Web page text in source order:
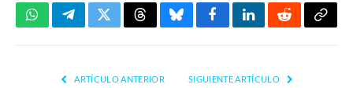
WhatsAppTelegramTwitterThreadsBlueskyFacebookLinkedInReddit
ARTÍCULO ANTERIOR SIGUIENTE ARTÍCULO